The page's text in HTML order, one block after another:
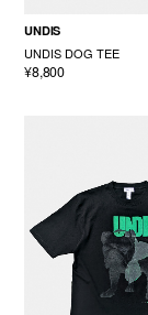
UNDIS
UNDIS DOG TEE
¥8,800